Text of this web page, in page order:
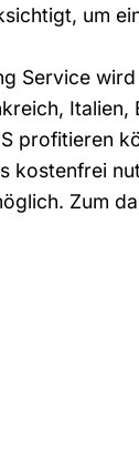
um
Service
Italien,
profitieren
kostenfrei
Zum